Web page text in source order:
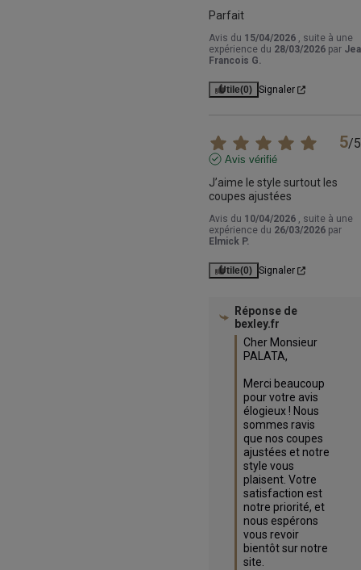
Parfait
Avis du 15/04/2026 , suite à une
expérience du 28/03/2026 par
Francois G.
Utile(0) Signaler
5/5
Avis vérifié
J’aime le style surtout les
coupes ajustées
Avis du 10/04/2026 , suite à une
expérience du 26/03/2026 par
Elmick P.
Utile(0) Signaler
Réponse de
bexley.fr
Cher Monsieur
PALATA,
Merci beaucoup
pour votre avis
élogieux ! Nous
sommes ravis
que nos coupes
ajustées et notre
style vous
plaisent. Votre
satisfaction est
notre priorité, et
nous espérons
vous revoir
bientôt sur notre
site.